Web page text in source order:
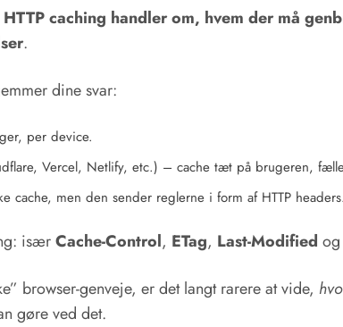
HTTP caching handler om, hvem der må
.
dine svar:
per device.
Vercel, Netlify, etc.) – cache tæt på brugeren,
cache, men den sender reglerne i form af HTTP headers.
isærCache-Control, ETag, Last-Modified
browser-genveje, er det langt rarere at vide,
gøre ved det.